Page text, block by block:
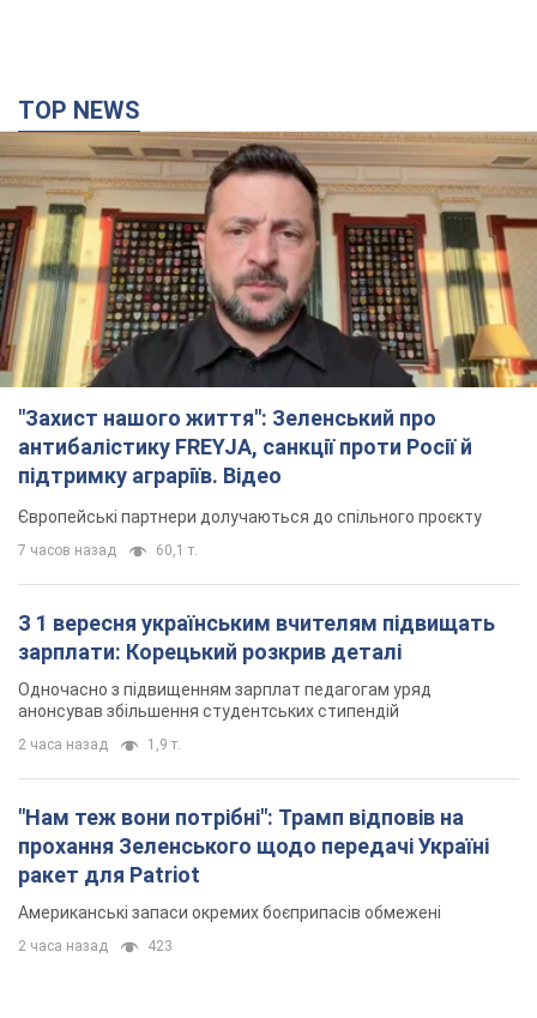
TOP NEWS
"Захист нашого життя": Зеленський про
антибалістику FREYJA, санкції проти Росії й
підтримку аграріїв. Відео
Європейські партнери долучаються до спільного проєкту
7 часов назад 60,1 т.
З 1 вересня українським вчителям підвищать
зарплати: Корецький розкрив деталі
Одночасно з підвищенням зарплат педагогам уряд
анонсував збільшення студентських стипендій
2 часа назад 1,9 т.
"Нам теж вони потрібні": Трамп відповів на
прохання Зеленського щодо передачі Україні
ракет для Patriot
Американські запаси окремих боєприпасів обмежені
2 часа назад 423